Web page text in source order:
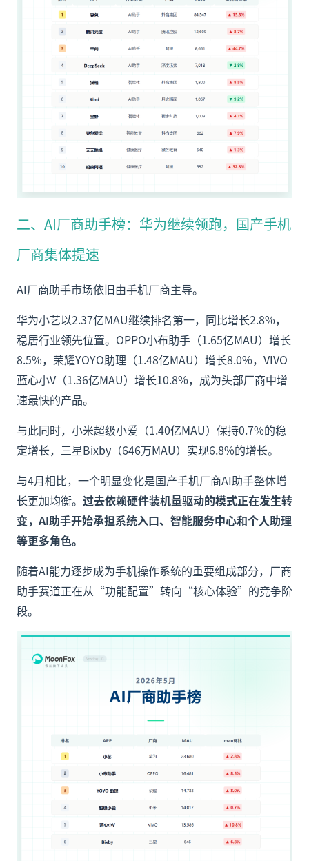
二、AI厂商助手榜：华为继续领跑，国产手机
厂商集体提速
AI厂商助手市场依旧由手机厂商主导。
华为小艺以2.37亿MAU继续排名第一，同比增长2.8%，
稳居行业领先位置。OPPO小布助手（1.65亿MAU）增长
8.5%，荣耀YOYO助理（1.48亿MAU）增长8.0%，VIVO
蓝心小V（1.36亿MAU）增长10.8%，成为头部厂商中增
速最快的产品。
与此同时，小米超级小爱（1.40亿MAU）保持0.7%的稳
定增长，三星Bixby（646万MAU）实现6.8%的增长。
与4月相比，一个明显变化是国产手机厂商AI助手整体增
长更加均衡。 过去依赖硬件装机量驱动的模式正在发生转
变，AI助手开始承担系统入口、智能服务中心和个人助理
等更多角色。
随着AI能力逐步成为手机操作系统的重要组成部分，厂商
助手赛道正在从“功能配置”转向“核心体验”的竞争阶
段。